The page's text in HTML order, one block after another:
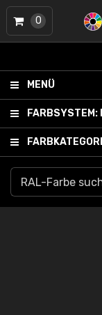
MENÜ
FARBSYSTEM:
0